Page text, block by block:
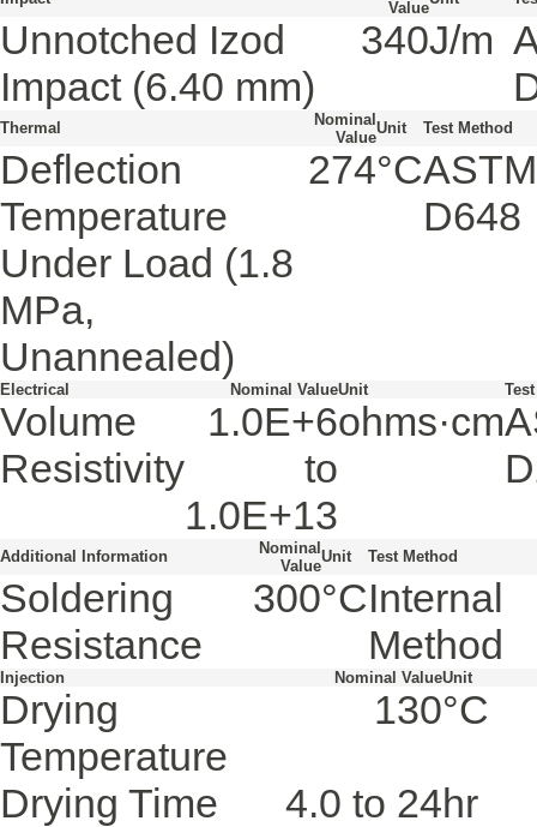
Value
Unnotched Izod
Impact(6.40 mm)
340J/m
Thermal
Nominal
Value
Unit Test Method
Deflection
Temperature
Under Load (1.8
MPa,
Unannealed)
274°CASTM
D648
Electrical Nominal ValueUnit
Volume
Resistivity
1.0E+6
to
1.0E+13
ohms·cm
Additional Information
Nominal
Value
Unit Test Method
Soldering
Resistance
300°CInternal
Method
Injection Nominal ValueUnit
Drying
Temperature
130°C
Drying Time 4.0 to 24hr